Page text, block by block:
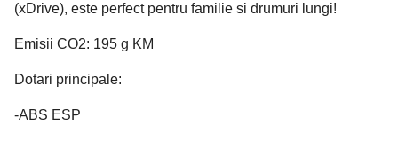
(xDrive), este perfect pentru familie si drumuri lungi!
Emisii CO2: 195 g KM
Dotari principale:
-ABS ESP